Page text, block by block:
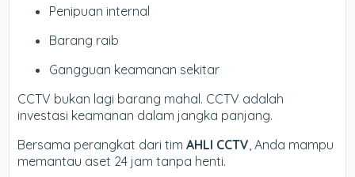
Penipuan internal
Barang raib
Gangguan keamanan sekitar
CCTV bukan lagi barang mahal. CCTV adalah
investasi keamanan dalam jangka panjang.
Bersama perangkat dari timAHLI CCTV, Anda mampu
memantau aset 24 jam tanpa henti.